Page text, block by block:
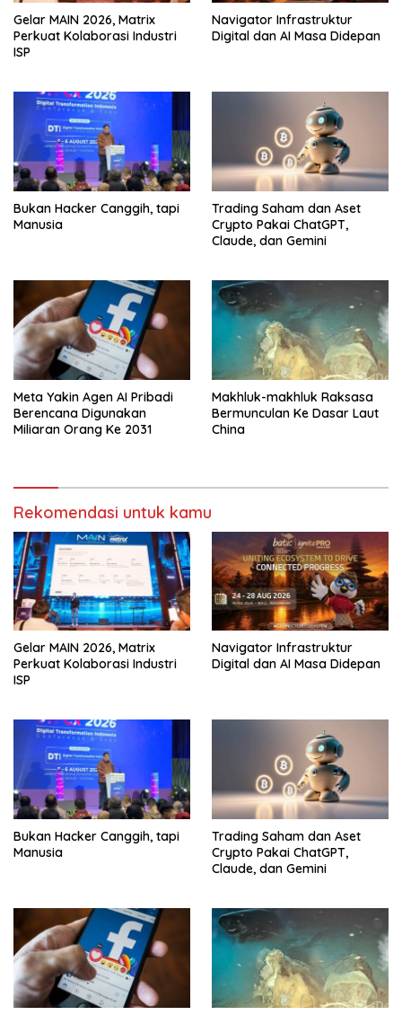
Gelar MAIN 2026, Matrix
Perkuat Kolaborasi Industri
ISP
Navigator Infrastruktur
Digital dan AI Masa Didepan
Bukan Hacker Canggih, tapi
Manusia
Trading Saham dan Aset
Crypto Pakai ChatGPT,
Claude, dan Gemini
Meta Yakin Agen AI Pribadi
Berencana Digunakan
Miliaran Orang Ke 2031
Makhluk-makhluk Raksasa
Bermunculan Ke Dasar Laut
China
Rekomendasi untuk kamu
Gelar MAIN 2026, Matrix
Perkuat Kolaborasi Industri
ISP
Navigator Infrastruktur
Digital dan AI Masa Didepan
Bukan Hacker Canggih, tapi
Manusia
Trading Saham dan Aset
Crypto Pakai ChatGPT,
Claude, dan Gemini